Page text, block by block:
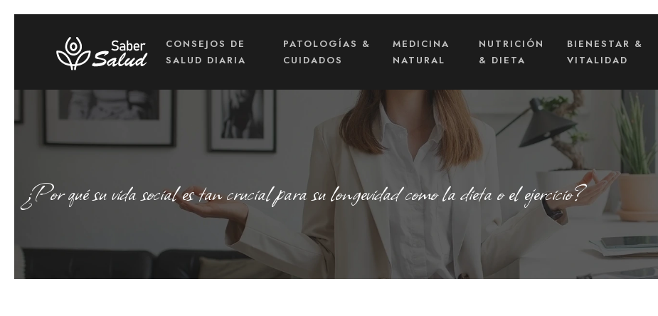
CONSEJOS DE
SALUD DIARIA
PATOLOGÍAS &
CUIDADOS
MEDICINA
NATURAL
NUTRICIÓN
& DIETA
BIENESTAR &
VITALIDAD
¿Por qué su vida social es tan crucial para su longevidad como la dieta o el ejercicio?